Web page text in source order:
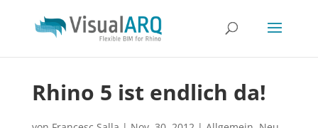
Rhino 5 ist endlich da!